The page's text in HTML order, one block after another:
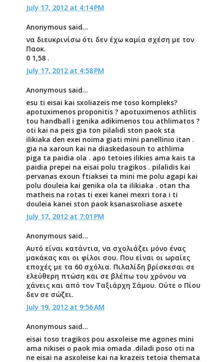
July 17, 2012 at 4:14 PM
Anonymous said...
να διευκρινίσω ότι δεν έχω καμία σχέση με τον
Παοκ.
0 1,58 .
July 17, 2012 at 4:58 PM
Anonymous said...
esu ti eisai kai sxoliazeis me toso kompleks?
apotuximenos proponitis ? apotuximenos athlitis
tou handball i genika adikimenos tou athlimatos ?
oti kai na peis gia ton pilalidi ston paok sta
ilikiaka den exei noima giati mini panellinio itan .
gia na xaroun kai na diaskedasoun to athlima
piga ta paidia ola . apo tetoies ilikies ama kais ta
paidia prepei na eisai polu tragikos . pilalidis kai
pervanas exoun ftiaksei ta mini me polu agapi kai
polu douleia kai genika ola ta ilikiaka . otan tha
matheis na rotas ti exei kanei mexri tora i ti
douleia kanei ston paok ksanasxoliase asxete
July 17, 2012 at 7:01 PM
Anonymous said...
Αυτό είναι κατάντια, να σχολιάζει μόνο ένας
μακάκας και οι φίλοι σου. Που είναι οι ωραίες
εποχές με τα 60 σχόλια. Πιλαλίδη βρίσκεσαι σε
ελεύθερη πτώση και σε βλέπω του χρόνου να
χάνεις και από τον Ταξιάρχη Σάμου. Ούτε ο Πίου
δεν σε σώζει.
July 19, 2012 at 9:56 AM
Anonymous said...
eisai toso tragikos pou asxoleise me agones mini
ama nikisei o paok mia omada .diladi poso oti na
ne eisai na asxoleise kai na krazeis tetoia themata